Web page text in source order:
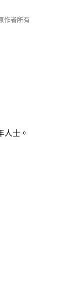
作者所有
人士。